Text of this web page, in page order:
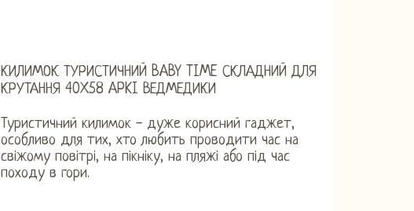
КИЛИМОК ТУРИСТИЧНИЙ BABY TIME СКЛАДНИЙ ДЛЯ
КРУТАННЯ 40X58 APKI ВЕДМЕДИКИ
Туристичний килимок - дуже корисний гаджет,
особливо для тих, хто любить проводити час на
свіжому повітрі, на пікніку, на пляжі або під час
походу в гори.